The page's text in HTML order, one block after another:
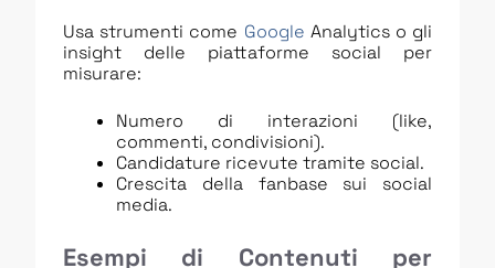
Usa strumenti come Google Analytics o gli
insight delle piattaforme social per
misurare:
Numero di interazioni (like,
commenti, condivisioni).
Candidature ricevute tramite social.
Crescita della fanbase sui social
media.
Esempi di Contenuti per